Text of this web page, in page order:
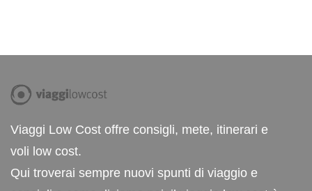
Viaggi Low Cost offre consigli, mete, itinerari e
voli low cost.
Qui troverai sempre nuovi spunti di viaggio e